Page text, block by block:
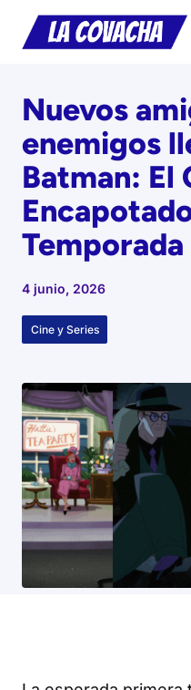
Saltar
Nuevos
enemigos
Batman: El
Temporada
4 junio, 2026
Cine y Series